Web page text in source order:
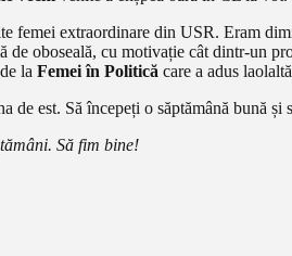
femei extraordinare din USR. Eram
de oboseală, cu motivație cât dintr-un
la Femei în Politică care a adus
de est. Să începeți o săptămână bună
Să fim bine!